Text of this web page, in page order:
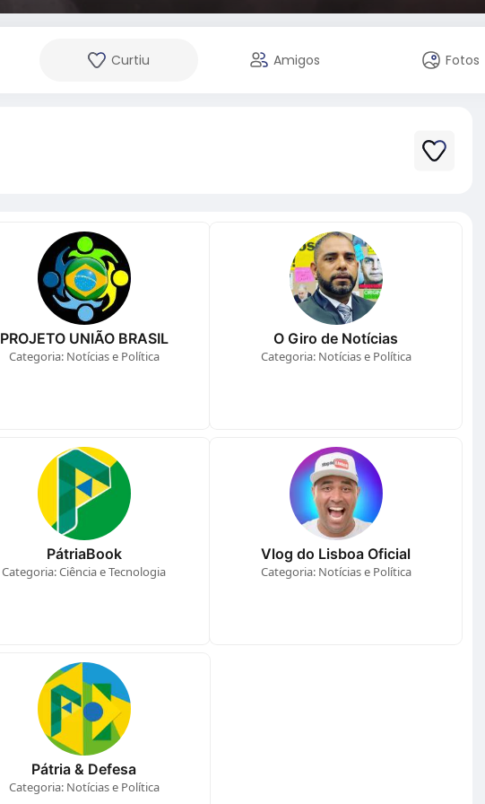
Curtiu Amigos Fotos
PROJETO UNIÃO BRASIL
Categoria: Notícias e Política
O Giro de Notícias
Categoria: Notícias e Política
PátriaBook
Categoria: Ciência e Tecnologia
Vlog do Lisboa Oficial
Categoria: Notícias e Política
Pátria & Defesa
Categoria: Notícias e Política